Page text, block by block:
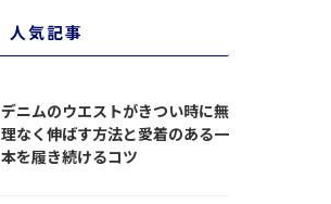
人気記事
デニムのウエストがきつい時に無
理なく伸ばす方法と愛着のある一
本を履き続けるコツ